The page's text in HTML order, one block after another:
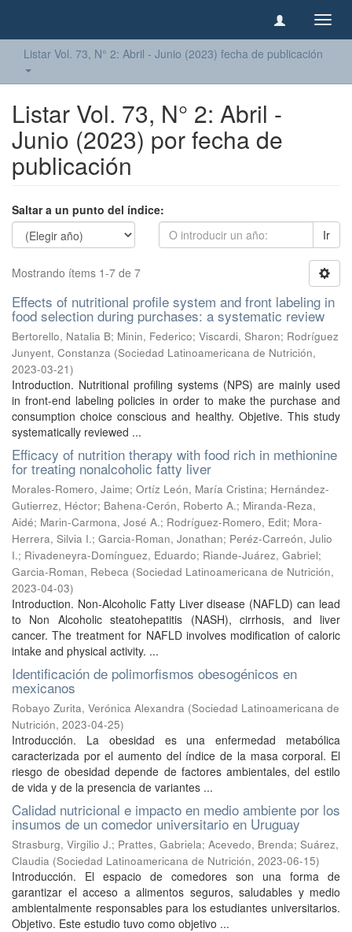
Listar Vol. 73, N° 2: Abril - Junio (2023) fecha de publicación
Listar Vol. 73, N° 2: Abril -
Junio (2023) por fecha de
publicación
Saltar a un punto del índice:
Ir
Mostrando ítems 1-7 de 7
Effects of nutritional profile system and front labeling in
food selection during purchases: a systematic review
Bertorello, Natalia B; Minin, Federico; Viscardi, Sharon; Rodríguez
Junyent, Constanza (Sociedad Latinoamericana de Nutrición,
2023-03-21)
Introduction. Nutritional profiling systems (NPS) are mainly used
in front-end labeling policies in order to make the purchase and
consumption choice conscious and healthy. Objetive. This study
systematically reviewed ...
Efficacy of nutrition therapy with food rich in methionine
for treating nonalcoholic fatty liver
Morales-Romero, Jaime; Ortíz León, María Cristina; Hernández-
Gutierrez, Héctor; Bahena-Cerón, Roberto A.; Miranda-Reza,
Aidé; Marin-Carmona, José A.; Rodríguez-Romero, Edit; Mora-
Herrera, Silvia I.; Garcia-Roman, Jonathan; Peréz-Carreón, Julio
I.; Rivadeneyra-Domínguez, Eduardo; Riande-Juárez, Gabriel;
Garcia-Roman, Rebeca (Sociedad Latinoamericana de Nutrición,
2023-04-03)
Introduction. Non-Alcoholic Fatty Liver disease (NAFLD) can lead
to Non Alcoholic steatohepatitis (NASH), cirrhosis, and liver
cancer. The treatment for NAFLD involves modification of caloric
intake and physical activity. ...
Identificación de polimorfismos obesogénicos en
mexicanos
Robayo Zurita, Verónica Alexandra (Sociedad Latinoamericana de
Nutrición, 2023-04-25)
Introducción. La obesidad es una enfermedad metabólica
caracterizada por el aumento del índice de la masa corporal. El
riesgo de obesidad depende de factores ambientales, del estilo
de vida y de la presencia de variantes ...
Calidad nutricional e impacto en medio ambiente por los
insumos de un comedor universitario en Uruguay
Strasburg, Virgilio J.; Prattes, Gabriela; Acevedo, Brenda; Suárez,
Claudia (Sociedad Latinoamericana de Nutrición, 2023-06-15)
Introducción. El espacio de comedores son una forma de
garantizar el acceso a alimentos seguros, saludables y medio
ambientalmente responsables para los estudiantes universitarios.
Objetivo. Este estudio tuvo como objetivo ...